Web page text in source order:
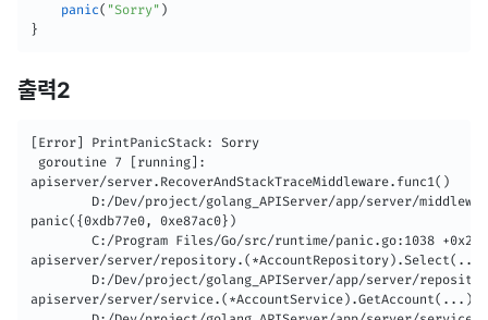
panic( "Sorry" )
}
출력2
[Error] PrintPanicStack: Sorry
goroutine 7 [running]:
apiserver/server.RecoverAndStackTraceMiddleware.func1()
D:/Dev/project/golang_APIServer/app/server/
panic({0xdb77e0, 0xe87ac0})
        C:/Program Files/Go/src/runtime/panic.go:1038 +0x215
apiserver/server/repository.(*AccountRepository).Select(...)
D:/Dev/project/golang_APIServer/app/server/
apiserver/server/service.(*AccountService).GetAccount(...)